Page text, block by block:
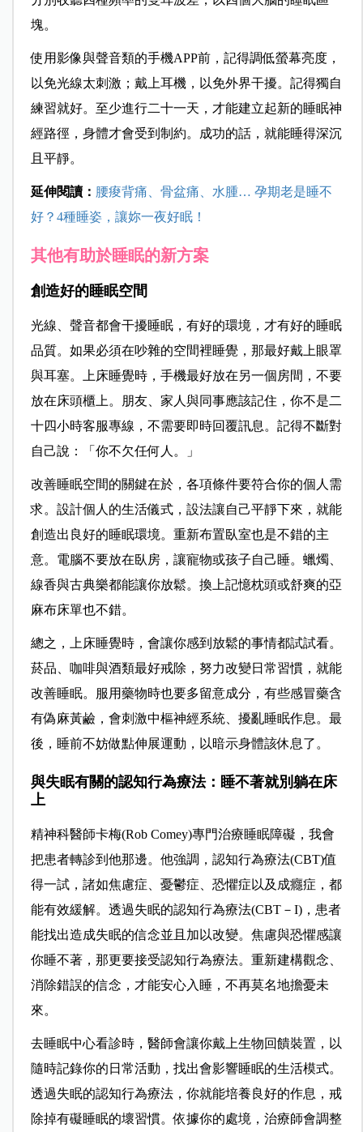
塊。
使用影像與聲音類的手機APP前，記得調低螢幕亮度，
以免光線太刺激；戴上耳機，以免外界干擾。記得獨自
練習就好。至少進行二十一天，才能建立起新的睡眠神
經路徑，身體才會受到制約。成功的話，就能睡得深沉
且平靜。
延伸閱讀： 腰痠背痛、骨盆痛、水腫… 孕期老是睡不
好？4種睡姿，讓妳一夜好眠！
其他有助於睡眠的新方案
創造好的睡眠空間
光線、聲音都會干擾睡眠，有好的環境，才有好的睡眠
品質。如果必須在吵雜的空間裡睡覺，那最好戴上眼罩
與耳塞。上床睡覺時，手機最好放在另一個房間，不要
放在床頭櫃上。朋友、家人與同事應該記住，你不是二
十四小時客服專線，不需要即時回覆訊息。記得不斷對
自己說：「你不欠任何人。」
改善睡眠空間的關鍵在於，各項條件要符合你的個人需
求。設計個人的生活儀式，設法讓自己平靜下來，就能
創造出良好的睡眠環境。重新布置臥室也是不錯的主
意。電腦不要放在臥房，讓寵物或孩子自己睡。蠟燭、
線香與古典樂都能讓你放鬆。換上記憶枕頭或舒爽的亞
麻布床單也不錯。
總之，上床睡覺時，會讓你感到放鬆的事情都試試看。
菸品、咖啡與酒類最好戒除，努力改變日常習慣，就能
改善睡眠。服用藥物時也要多留意成分，有些感冒藥含
有偽麻黃鹼，會刺激中樞神經系統、擾亂睡眠作息。最
後，睡前不妨做點伸展運動，以暗示身體該休息了。
與失眠有關的認知行為療法：睡不著就別躺在床
上
精神科醫師卡梅(Rob Comey)專門治療睡眠障礙，我會
把患者轉診到他那邊。他強調，認知行為療法(CBT)值
得一試，諸如焦慮症、憂鬱症、恐懼症以及成癮症，都
能有效緩解。透過失眠的認知行為療法(CBT－I)，患者
能找出造成失眠的信念並且加以改變。焦慮與恐懼感讓
你睡不著，那更要接受認知行為療法。重新建構觀念、
消除錯誤的信念，才能安心入睡，不再莫名地擔憂未
來。
去睡眠中心看診時，醫師會讓你戴上生物回饋裝置，以
隨時記錄你的日常活動，找出會影響睡眠的生活模式。
透過失眠的認知行為療法，你就能培養良好的作息，戒
除掉有礙睡眠的壞習慣。依據你的處境，治療師會調整